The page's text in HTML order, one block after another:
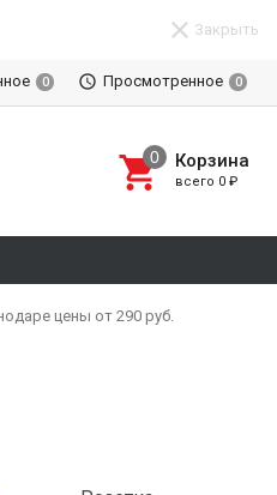
Закрыть
0 Просмотренное 0
Корзина
всего 0 ₽
цены от 290 руб.